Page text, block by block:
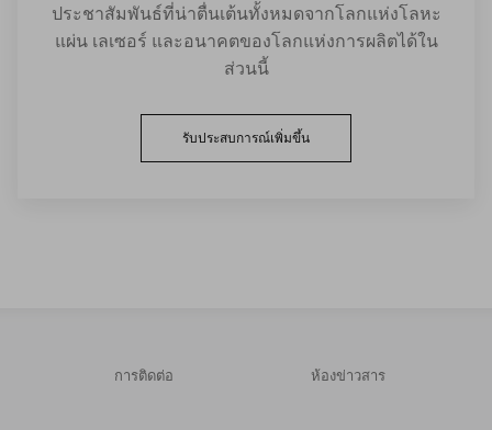
ประชาสัมพันธ์ที่น่าตื่นเต้นทั้งหมดจากโลกแห่งโลหะ
แผ่น เลเซอร์ และอนาคตของโลกแห่งการผลิตได้ใน
ส่วนนี้
รับประสบการณ์เพิ่มขึ้น
การติดต่อ ห้องข่าวสาร